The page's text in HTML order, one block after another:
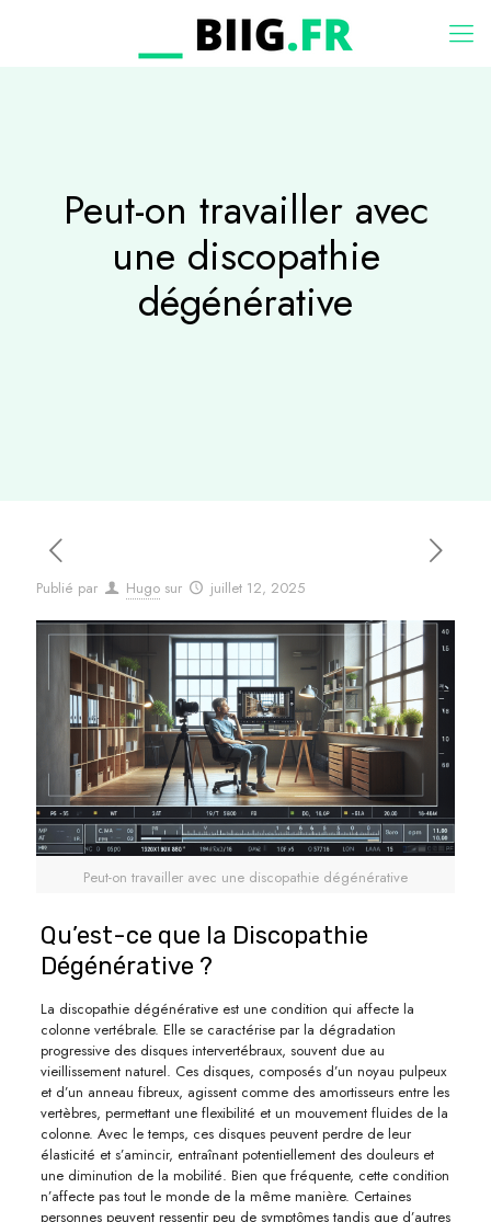
Peut-on travailler avec
une discopathie
dégénérative
Publié par Hugo sur juillet 12, 2025
Peut-on travailler avec une discopathie dégénérative
Qu’est-ce que la Discopathie
Dégénérative ?
La discopathie dégénérative est une condition qui affecte la
colonne vertébrale. Elle se caractérise par la dégradation
progressive des disques intervertébraux, souvent due au
vieillissement naturel. Ces disques, composés d’un noyau pulpeux
et d’un anneau fibreux, agissent comme des amortisseurs entre les
vertèbres, permettant une flexibilité et un mouvement fluides de la
colonne. Avec le temps, ces disques peuvent perdre de leur
élasticité et s’amincir, entraînant potentiellement des douleurs et
une diminution de la mobilité. Bien que fréquente, cette condition
n’affecte pas tout le monde de la même manière. Certaines
personnes peuvent ressentir peu de symptômes tandis que d’autres